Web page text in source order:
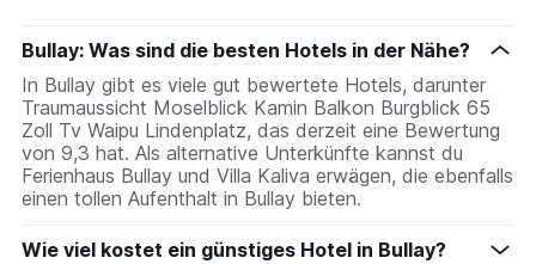
anzeigt.
Bullay: Was sind die besten Hotels in der Nähe?
In Bullay gibt es viele gut bewertete Hotels, darunter
Traumaussicht Moselblick Kamin Balkon Burgblick 65
Zoll Tv Waipu Lindenplatz, das derzeit eine Bewertung
von 9,3 hat. Als alternative Unterkünfte kannst du
Ferienhaus Bullay und Villa Kaliva erwägen, die ebenfalls
einen tollen Aufenthalt in Bullay bieten.
Wie viel kostet ein günstiges Hotel in Bullay?